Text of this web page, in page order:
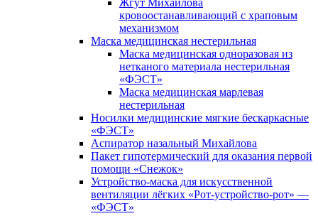
Жгут Михайлова
кровоостанавливающий с храповым
механизмом
Маска медицинская нестерильная
Маска медицинская одноразовая из
нетканого материала нестерильная
«ФЭСТ»
Маска медицинская марлевая
нестерильная
Носилки медицинские мягкие бескаркасные
«ФЭСТ»
Аспиратор назальный Михайлова
Пакет гипотермический для оказания первой
помощи «Снежок»
Устройство-маска для искусственной
вентиляции лёгких «Рот-устройство-рот» —
«ФЭСТ»